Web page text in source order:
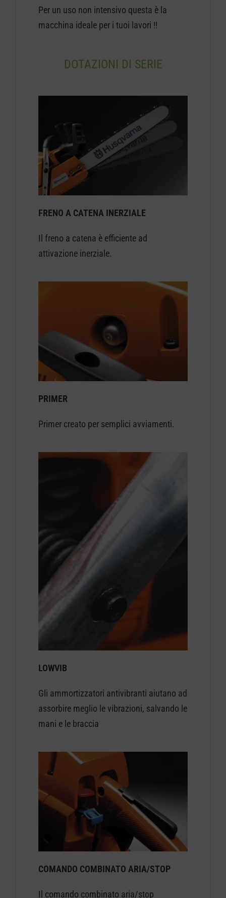
Per un uso non intensivo questa è la
macchina ideale per i tuoi lavori !!
DOTAZIONI DI SERIE
FRENO A CATENA INERZIALE
Il freno a catena è efficiente ad
attivazione inerziale.
PRIMER
Primer creato per semplici avviamenti.
LOWVIB
Gli ammortizzatori antivibranti aiutano ad
assorbire meglio le vibrazioni, salvando le
mani e le braccia
COMANDO COMBINATO ARIA/STOP
Il comando combinato aria/stop